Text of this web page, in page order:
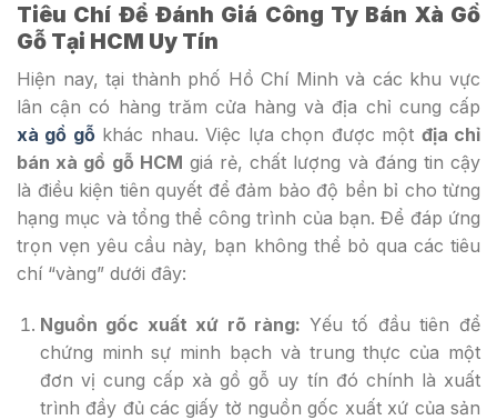
Tiêu Chí Để Đánh Giá Công Ty Bán Xà Gồ
Gỗ Tại HCM Uy Tín
Hiện nay, tại thành phố Hồ Chí Minh và các khu vực
lân cận có hàng trăm cửa hàng và địa chỉ cung cấp
xà gồ gỗkhác nhau. Việc lựa chọn được một địa chỉ
bán xà gồ gỗ HCM giá rẻ, chất lượng và đáng tin cậy
là điều kiện tiên quyết để đảm bảo độ bền bỉ cho từng
hạng mục và tổng thể công trình của bạn. Để đáp ứng
trọn vẹn yêu cầu này, bạn không thể bỏ qua các tiêu
chí “vàng” dưới đây:
Nguồn gốc xuất xứ rõ ràng: Yếu tố đầu tiên để
chứng minh sự minh bạch và trung thực của một
đơn vị cung cấp xà gồ gỗ uy tín đó chính là xuất
trình đầy đủ các giấy tờ nguồn gốc xuất xứ của sản